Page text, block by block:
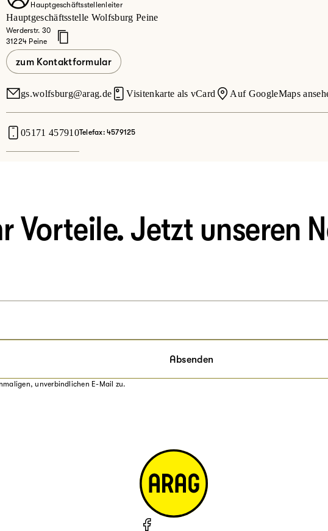
Jetzt mehr erfahren
Hauptgeschäftsstellenleiter
Hauptgeschäftsstelle Wolfsburg Peine
Werderstr. 30
31224 Peine
zum Kontaktformular
gs.wolfsburg@arag.de Visitenkarte als vCard Auf GoogleMaps
05171 457910Telefax: 4579125
Vorteile. Jetzt unseren
Absenden
unverbindlichen E-Mail zu.